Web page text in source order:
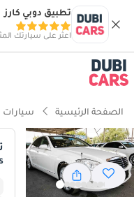
تطبيق دوبي كارز
اعثر على سيارتك
الصفحة الرئيسية سيارات